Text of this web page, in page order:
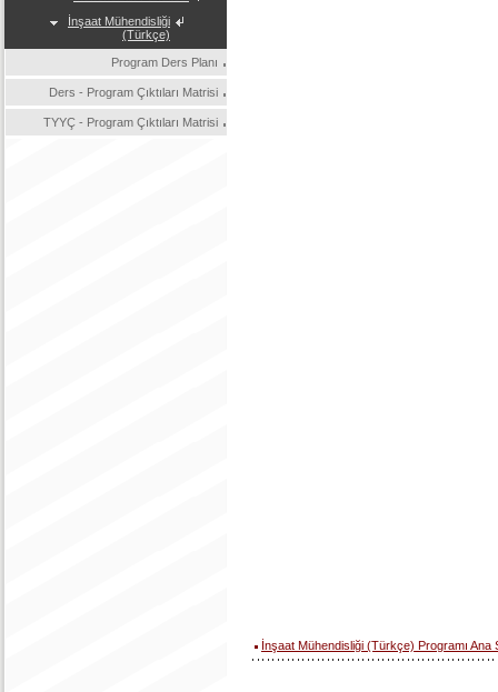
İnşaat Mühendisliği
(Türkçe)
Program Ders Planı
Ders - Program Çıktıları Matrisi
TYYÇ - Program Çıktıları Matrisi
İnşaat Mühendisliği (Türkçe) Programı Ana